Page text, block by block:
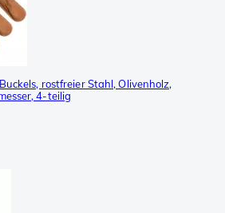
rostfreier Stahl, Olivenholz,
4-teilig